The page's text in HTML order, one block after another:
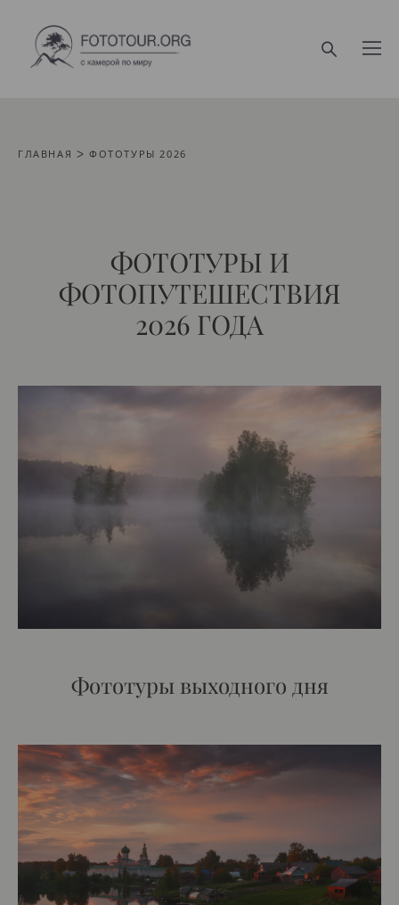
ГЛАВНАЯ ᐳ ФОТОТУРЫ 2026
ФОТОТУРЫ И
ФОТОПУТЕШЕСТВИЯ
2026 ГОДА
Фототуры выходного дня